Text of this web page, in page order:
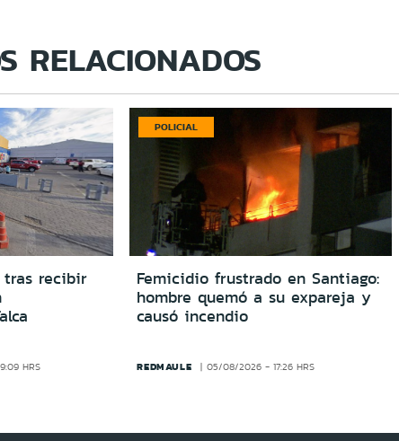
RELACIONADOS
tras recibir
HRS
POLICIAL
Femicidio frustrado en Santiago:
hombre quemó a su expareja y
causó incendio
REDMAULE 05/08/2026 - 17:26 HRS